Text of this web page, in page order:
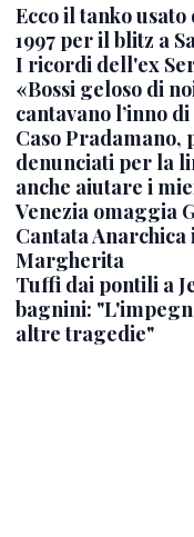
Ecco il tanko
1997 per il blitz a
I ricordi dell'ex
«Bossi geloso di
cantavano l’inno
Caso Pradamano,
denunciati per la
anche aiutare i
Venezia omaggia
Cantata Anarchica
Margherita
Tuffi dai pontili a
bagnini:
altre tragedie"